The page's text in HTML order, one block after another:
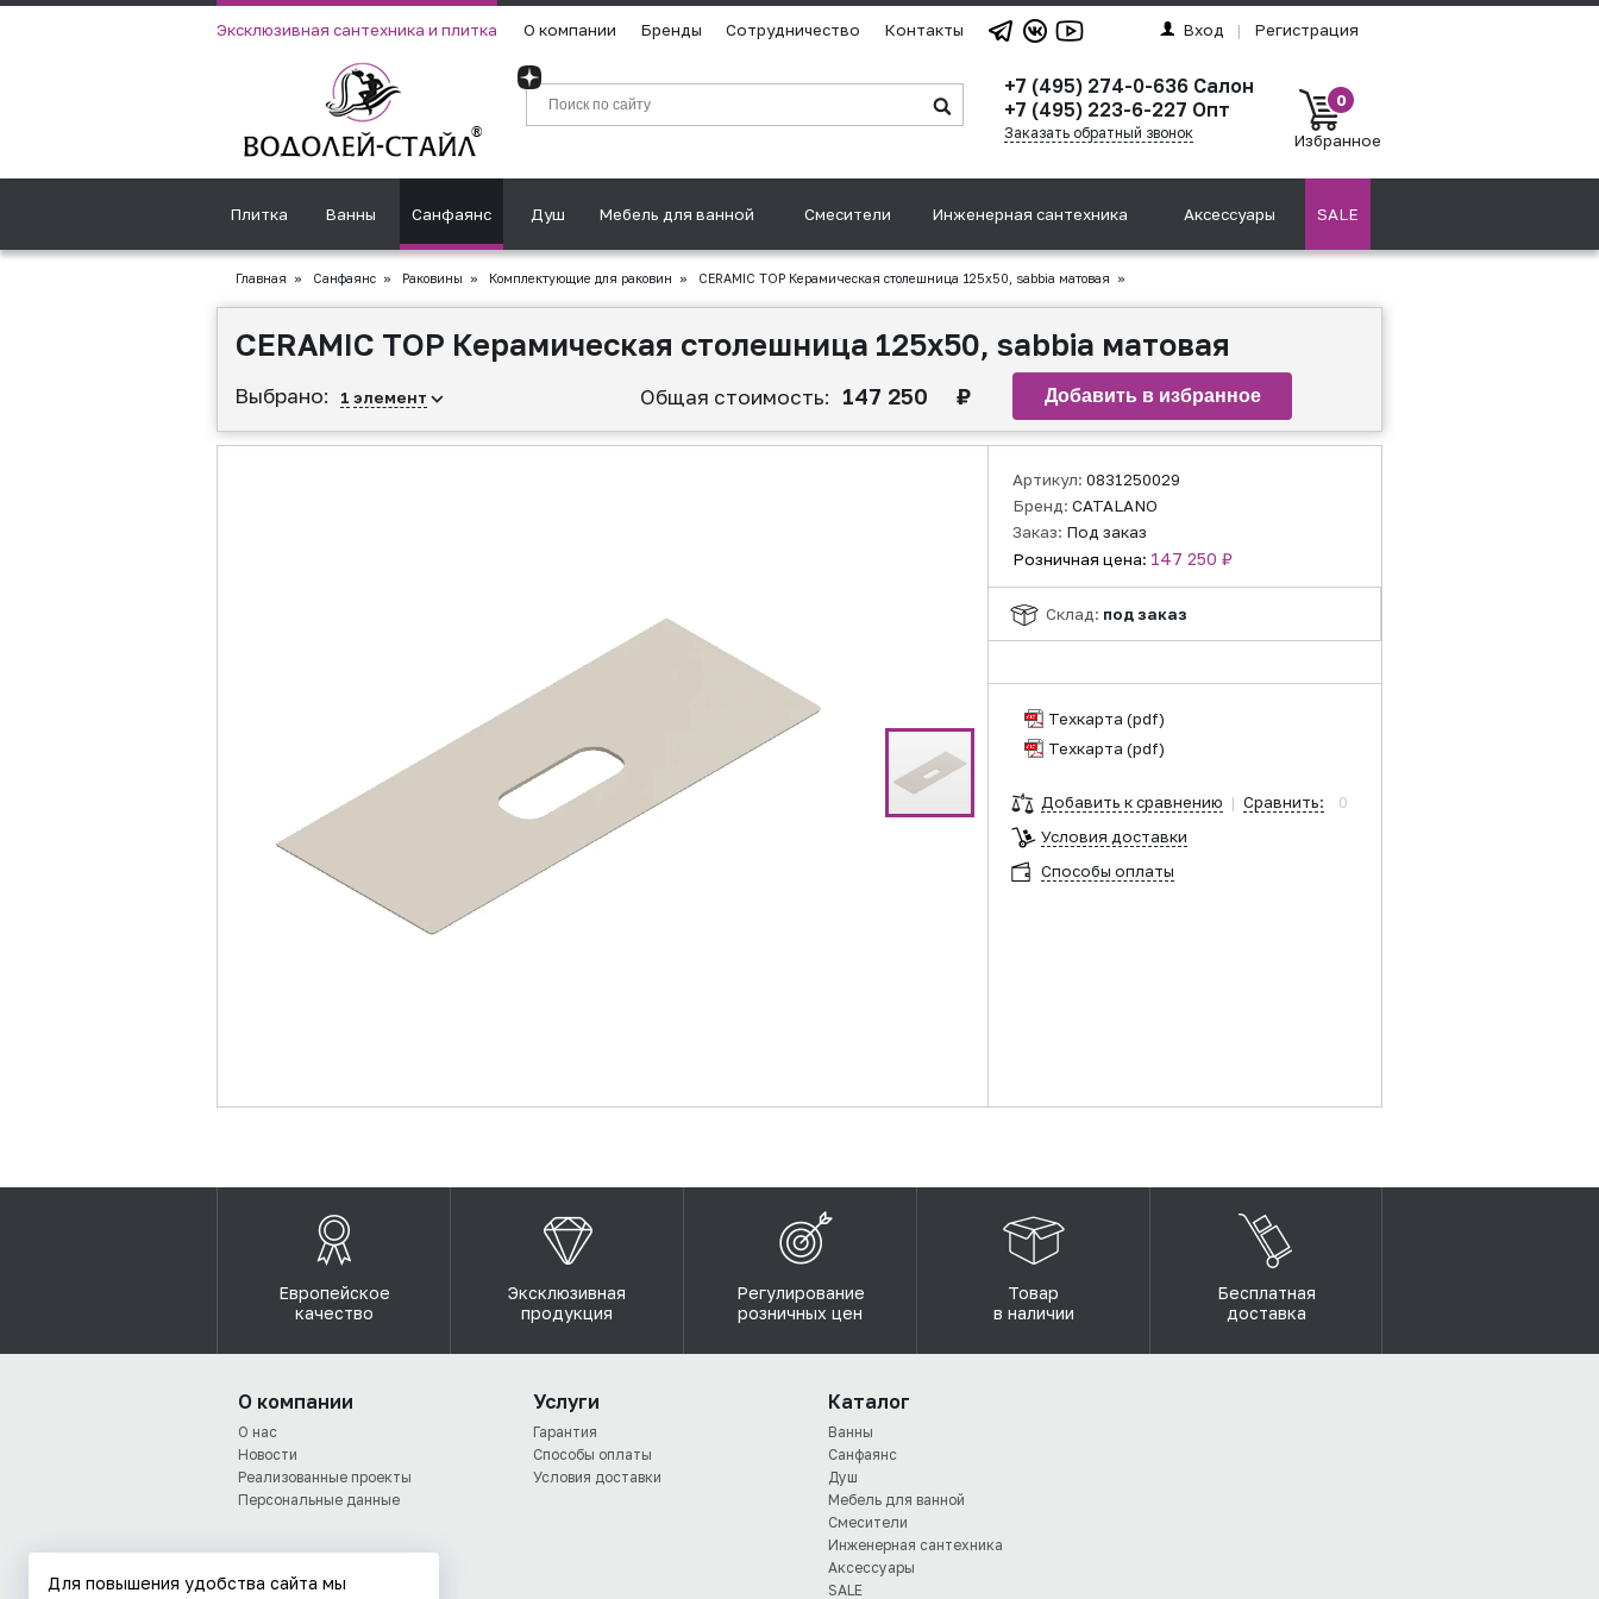
Эксклюзивная сантехника и плитка О компании Бренды Сотрудничество Контакты Вход | Регистрация
+7 (495) 274-0-636 Салон
+7 (495) 223-6-227 Опт
Заказать обратный звонок
0
Избранное
Плитка Ванны Санфаянс Душ Мебель для ванной Смесители Инженерная сантехника Аксессуары SALE
Главная » Санфаянс » Раковины » Комплектующие для раковин » CERAMIC TOP Керамическая столешница 125х50, sabbia матовая »
CERAMIC TOP Керамическая столешница 125х50, sabbia матовая
Выбрано: 1 элемент Общая стоимость: 147 250 ₽
Артикул: 0831250029
Бренд: CATALANO
Заказ: Под заказ
Розничная цена: 147 250 ₽
Склад: под заказ
Техкарта (pdf)
Техкарта (pdf)
Добавить к сравнению | Сравнить:
0
Условия доставки
Способы оплаты
Европейское
качество
Эксклюзивная
продукция
Регулирование
розничных цен
Товар
в наличии
Бесплатная
доставка
О компании
О нас
Новости
Реализованные проекты
Персональные данные
Услуги
Гарантия
Способы оплаты
Условия доставки
Каталог
Ванны
Санфаянс
Душ
Мебель для ванной
Смесители
Инженерная сантехника
Аксессуары
SALE
Для повышения удобства сайта мы